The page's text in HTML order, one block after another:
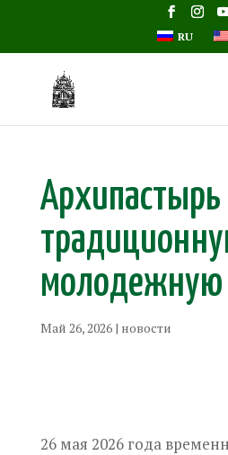
RU
Архипастырь
молодежную
Май 26, 2026| новости
26 мая 2026 года